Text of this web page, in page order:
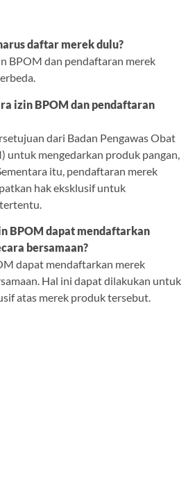
daftar merek dulu?
BPOM dan pendaftaran merek
izin BPOM dan pendaftaran
dari Badan Pengawas Obat
untuk mengedarkan produk pangan,
itu, pendaftaran merek
hak eksklusif untuk
BPOM dapat mendaftarkan
bersamaan?
dapat mendaftarkan merek
Hal ini dapat dilakukan untuk
atas merek produk tersebut.